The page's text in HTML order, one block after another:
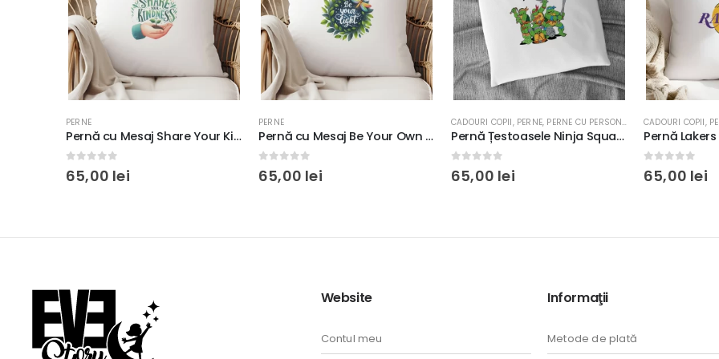
PERNE
Pernă cu Mesaj Share Your Kindness, 40x40cm, culoare alb, diverse materiale
0 out of 5
65,00 lei
PERNE
Pernă cu Mesaj Be Your Own Light, 40x40cm, culoare alb, diverse materiale
0 out of 5
65,00 lei
CADOURI COPII, PERNE, PERNE CU PERSONAJE
Pernă Țestoasele Ninja Squad, Personalizabilă, 40x40cm, culoare alb, diverse materiale
0 out of 5
65,00 lei
CADOURI COPII,
0 out of 5
65,00 lei
Website
Contul meu
Informaţii
Metode de plată